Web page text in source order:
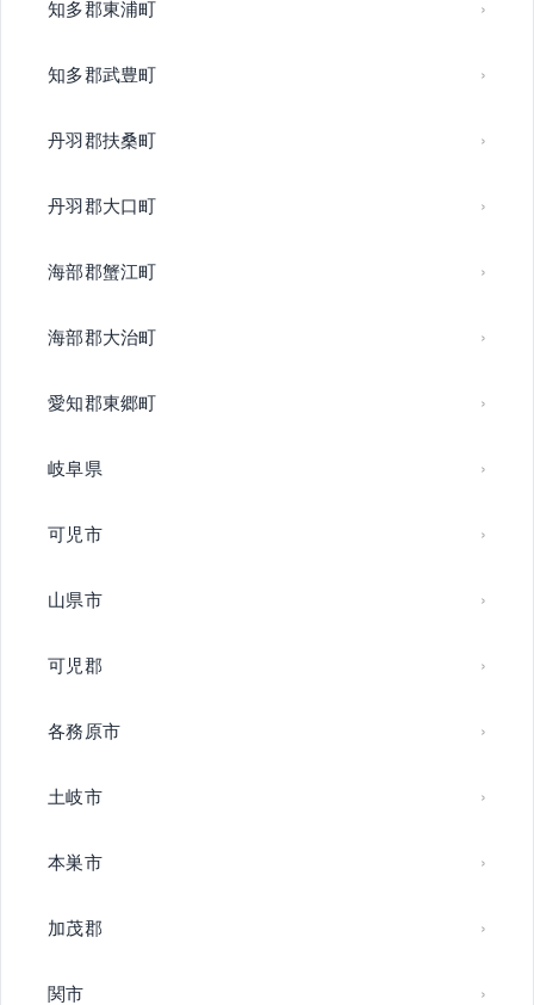
知多郡東浦町
知多郡武豊町
丹羽郡扶桑町
丹羽郡大口町
海部郡蟹江町
海部郡大治町
愛知郡東郷町
岐阜県
可児市
山県市
可児郡
各務原市
土岐市
本巣市
加茂郡
関市